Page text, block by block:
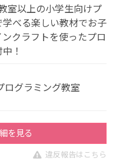
室以上の小学生向けプ
べる楽しい教材でお子
クラフトを使ったプロ
！
ログラミング教室
を見る
違反報告はこちら